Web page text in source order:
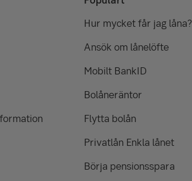
Hur mycket får jag låna?
Ansök om lånelöfte
Mobilt BankID
Bolåneräntor
Flytta bolån
Privatlån Enkla lånet
Börja pensionsspara